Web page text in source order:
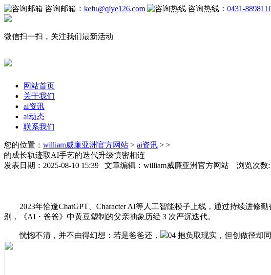
咨询邮箱： kefu@qiye126.com 咨询热线： 0431-
微信扫一扫，关注我们最新活动
网站首页
关于我们
ai资讯
ai动态
联系我们
您的位置： william威廉亚洲官方网站 > ai资讯 > >
的成长轨迹取AI手艺的迭代升级慎密相连
发表日期：2025-08-10 15:39 文章编辑：william威廉亚洲官方网站 浏览次数:
2023年恰逢ChatGPT、Character AI等人工智能模子上线，通过持续进修
别，《AI・爸爸》中黄豆塑制的父亲抽象历经 3 次严沉迭代。
恍惚不清，并不由得幻想：若是爸爸还， 04 抱负取现实，但创做径却